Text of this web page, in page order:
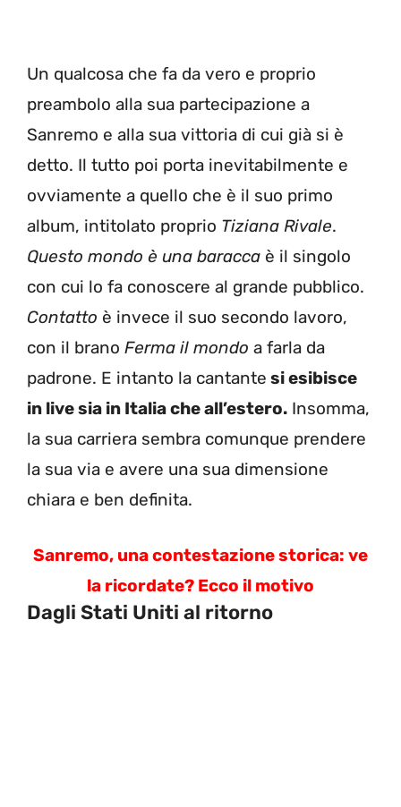
Un qualcosa che fa da vero e proprio
preambolo alla sua partecipazione a
Sanremo e alla sua vittoria di cui già si è
detto. Il tutto poi porta inevitabilmente e
ovviamente a quello che è il suo primo
album, intitolato proprio Tiziana Rivale.
Questo mondo è una baracca è il singolo
con cui lo fa conoscere al grande pubblico.
Contatto è invece il suo secondo lavoro,
con il brano Ferma il mondo a farla da
padrone. E intanto la cantante si esibisce
in live sia in Italia che all’estero. Insomma,
la sua carriera sembra comunque prendere
la sua via e avere una sua dimensione
chiara e ben definita.
Sanremo, una contestazione storica: ve
la ricordate? Ecco il motivo
Dagli Stati Uniti al ritorno